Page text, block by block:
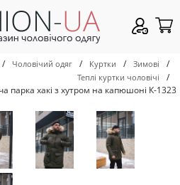
/ Чоловічий одяг / Куртки / Зимові /
Теплі куртки чоловічі
/
парка хакі з хутром на капюшоні К-1323